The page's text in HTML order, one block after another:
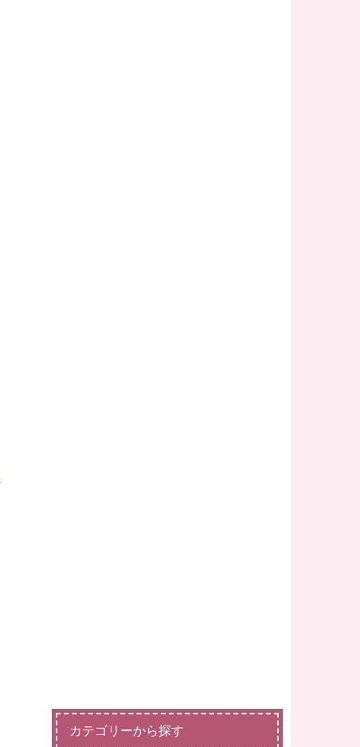
カテゴリーから探す